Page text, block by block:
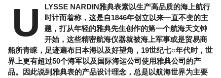
U
LYSSE NARDIN雅典表素以生产高品质的海上航行
时计而着称，这是自1846年创立以来一直不变的主
题，打从年轻的雅典先生创作的第一个航海天文钟
开始，这些精密航海仪器就被海上军事或是贸易商
船所青睐，足迹遍布日本海以及好望角，19世纪七○年代时，世
界上更有超过50个海军以及国际海运公司使用雅典公司的产
品。因此说到雅典表的产品设计理念，总是以航海世界为主要